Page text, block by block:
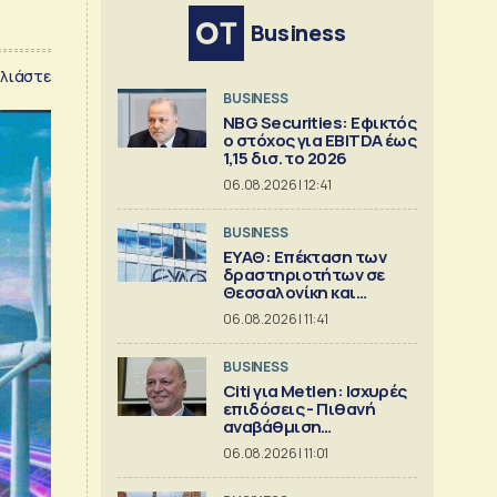
Business
BUSINESS
NBG Securities: Εφικτός
ο στόχος για EBITDA έως
1,15 δισ. το 2026
06.08.2026 | 12:41
BUSINESS
ΕΥΑΘ: Επέκταση των
δραστηριοτήτων σε
Θεσσαλονίκη και
Χαλκιδική
06.08.2026 | 11:41
BUSINESS
Citi για Metlen: Ισχυρές
επιδόσεις - Πιθανή
αναβάθμιση
προβλέψεων
06.08.2026 | 11:01